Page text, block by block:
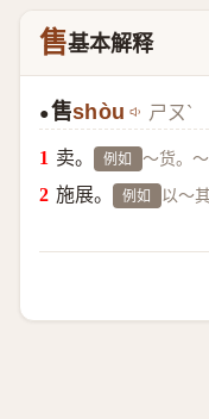
售基本解释
●售shòu ㄕㄡˋ
卖。 例如 ～货。
施展。 例如 以～